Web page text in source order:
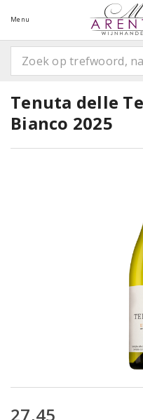
Menu
Tenuta delle
Bianco 2025
27,45